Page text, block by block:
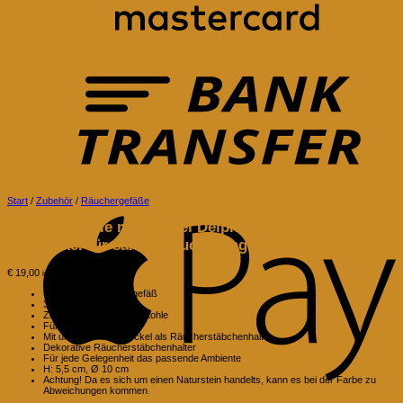
Start / Zubehör / Räuchergefäße
Räucherschale mit Deckel Delphi – Stilvolle Schale
mit Deckel für sanfte Räucherungen, 3in1 Evomina
€ 19,00 inkl. MwSt.
Speckstein Räuchergefäß
3 in 1
Zum Räuchern mit der Kohle
Für Räucherkegel
Mit umgedrehtem Deckel als Räucherstäbchenhalter
Dekorative Räucherstäbchenhalter
Für jede Gelegenheit das passende Ambiente
H: 5,5 cm, Ø 10 cm
Achtung! Da es sich um einen Naturstein handelts, kann es bei der Farbe zu
Abweichungen kommen.